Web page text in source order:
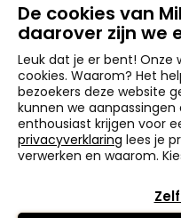
De cookies van
daarover zijn we
Leuk dat je er bent! Onze
cookies. Waarom? Het
bezoekers deze website
kunnen we
enthousiast krijgen voor
privacyverklaring lees je
verwerken en waarom.
Disclaimer
Privacyverklaring
Diversiteit & Inclusiviteit
Milieudefensie is